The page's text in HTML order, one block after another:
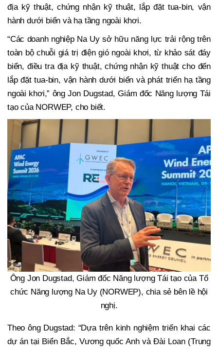
địa kỹ thuật, chứng nhận kỹ thuật, lắp đặt tua-bin, vận
hành dưới biển và hạ tầng ngoài khơi.
“Các doanh nghiệp Na Uy sở hữu năng lực trải rộng trên
toàn bộ chuỗi giá trị điện gió ngoài khơi, từ khảo sát đáy
biển, điều tra địa kỹ thuật, chứng nhận kỹ thuật cho đến
lắp đặt tua-bin, vận hành dưới biển và phát triển hạ tầng
ngoài khơi,” ông Jon Dugstad, Giám đốc Năng lượng Tái
tạo của NORWEP, cho biết.
Ông Jon Dugstad, Giám đốc Năng lượng Tái tạo của Tổ
chức Năng lượng Na Uy (NORWEP), chia sẻ bên lề hội
nghị.
Theo ông Dugstad: “Dựa trên kinh nghiệm triển khai các
dự án tại Biển Bắc, Vương quốc Anh và Đài Loan (Trung